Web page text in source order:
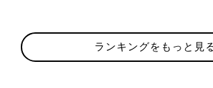
ランキングをもっと見